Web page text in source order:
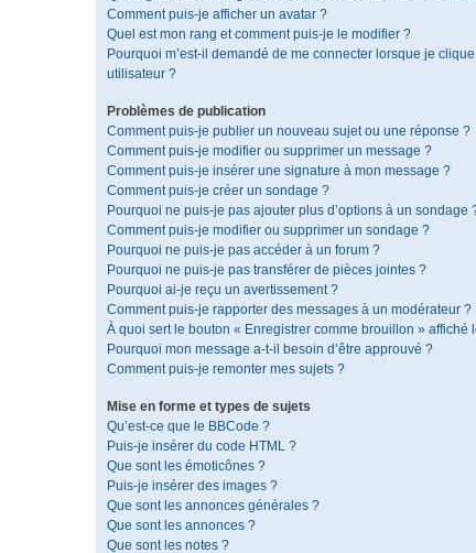
Comment puis-je afficher un avatar ?
Quel est mon rang et comment puis-je le modifier ?
Pourquoi m’est-il demandé de me connecter lorsque je
utilisateur ?
Problèmes de publication
Comment puis-je publier un nouveau sujet ou une réponse ?
Comment puis-je modifier ou supprimer un message ?
Comment puis-je insérer une signature à mon message ?
Comment puis-je créer un sondage ?
Pourquoi ne puis-je pas ajouter plus d’options à un sondage
Comment puis-je modifier ou supprimer un sondage ?
Pourquoi ne puis-je pas accéder à un forum ?
Pourquoi ne puis-je pas transférer de pièces jointes ?
Pourquoi ai-je reçu un avertissement ?
Comment puis-je rapporter des messages à un modérateur ?
À quoi sert le bouton « Enregistrer comme brouillon » affiché
Pourquoi mon message a-t-il besoin d’être approuvé ?
Comment puis-je remonter mes sujets ?
Mise en forme et types de sujets
Qu’est-ce que le BBCode ?
Puis-je insérer du code HTML ?
Que sont les émoticônes ?
Puis-je insérer des images ?
Que sont les annonces générales ?
Que sont les annonces ?
Que sont les notes ?